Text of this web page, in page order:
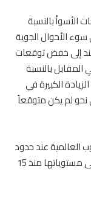
الأسوأ بالنسبة
سوء الأحوال الجوية
إلى خفض توقعات
المقابل بالنسبة
الكبيرة في
نحو لم يكن متوقعاً
العالمية عند حدود
مأمونة، مع ارتفاع أرصدة القمح العالمية إلى أعلى مستوياتها منذ 15